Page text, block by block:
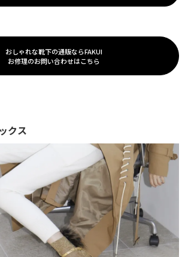
おしゃれな靴下の通販ならFAKUI
お修理のお問い合わせはこちら
クス